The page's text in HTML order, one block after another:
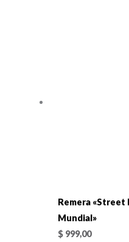
Remera «Street
Mundial»
$ 999,00